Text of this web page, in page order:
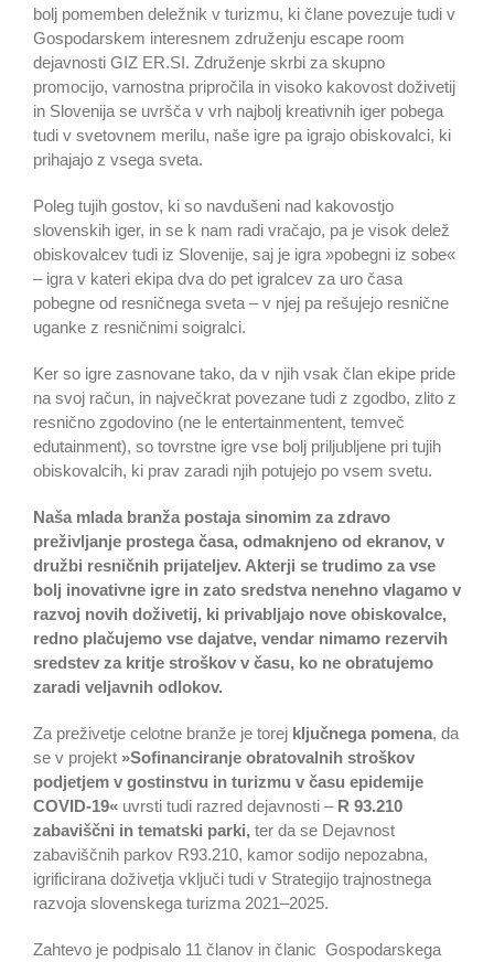
bolj pomemben deležnik v turizmu, ki člane povezuje tudi v
Gospodarskem interesnem združenju escape room
dejavnosti GIZ ER.SI. Združenje skrbi za skupno
promocijo, varnostna pripročila in visoko kakovost doživetij
in Slovenija se uvršča v vrh najbolj kreativnih iger pobega
tudi v svetovnem merilu, naše igre pa igrajo obiskovalci, ki
prihajajo z vsega sveta.
Poleg tujih gostov, ki so navdušeni nad kakovostjo
slovenskih iger, in se k nam radi vračajo, pa je visok delež
obiskovalcev tudi iz Slovenije, saj je igra »pobegni iz sobe«
– igra v kateri ekipa dva do pet igralcev za uro časa
pobegne od resničnega sveta – v njej pa rešujejo resnične
uganke z resničnimi soigralci.
Ker so igre zasnovane tako, da v njih vsak član ekipe pride
na svoj račun, in največkrat povezane tudi z zgodbo, zlito z
resnično zgodovino (ne le entertainmentent, temveč
edutainment), so tovrstne igre vse bolj priljubljene pri tujih
obiskovalcih, ki prav zaradi njih potujejo po vsem svetu.
Naša mlada branža postaja sinomim za zdravo
preživljanje prostega časa, odmaknjeno od ekranov, v
družbi resničnih prijateljev. Akterji se trudimo za vse
bolj inovativne igre in zato sredstva nenehno vlagamo v
razvoj novih doživetij, ki privabljajo nove obiskovalce,
redno plačujemo vse dajatve, vendar nimamo rezervih
sredstev za kritje stroškov v času, ko ne obratujemo
zaradi veljavnih odlokov.
Za preživetje celotne branže je torej ključnega pomena, da
se v projekt »Sofinanciranje obratovalnih stroškov
podjetjem v gostinstvu in turizmu v času epidemije
COVID-19« uvrsti tudi razred dejavnosti – R 93.210
zabaviščni in tematski parki, ter da se Dejavnost
zabaviščnih parkov R93.210, kamor sodijo nepozabna,
igrificirana doživetja vključi tudi v Strategijo trajnostnega
razvoja slovenskega turizma 2021–2025.
Zahtevo je podpisalo 11 članov in članic Gospodarskega